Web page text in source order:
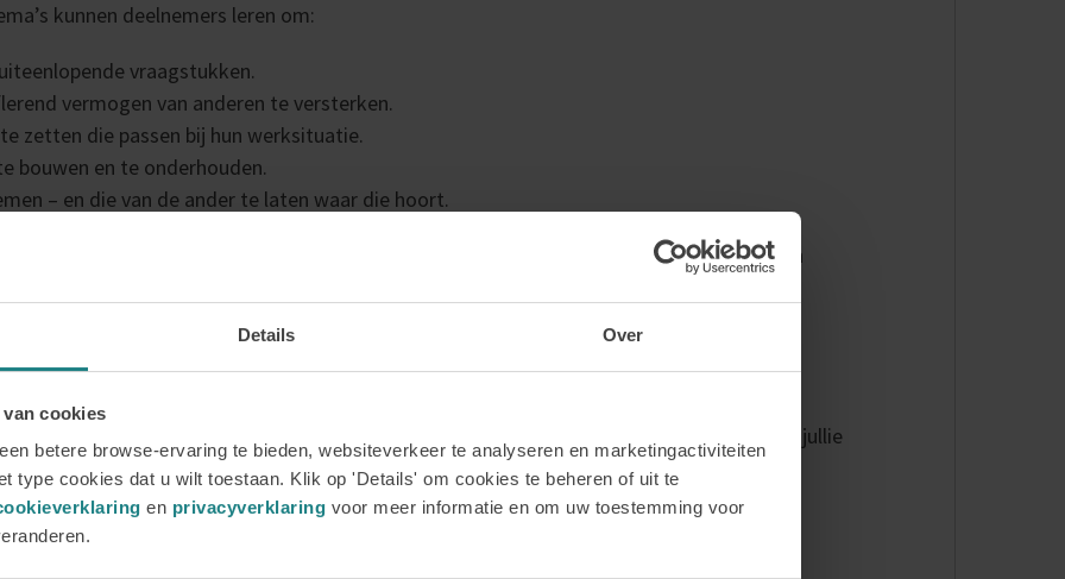
Details Over
cookies
betere browse-ervaring te bieden, websiteverkeer te analyseren en marketingactiviteiten
type cookies dat u wilt toestaan. Klik op 'Details' om cookies te beheren of uit te
en privacyverklaring voor meer informatie en om uw toestemming voor
kunnen deelnemers leren om:
vraagstukken.
vermogen van anderen te versterken.
zetten die passen bij hun werksituatie.
bouwen en te onderhouden.
– en die van de ander te laten waar die hoort.
waarin deelnemers oefenen als coach én als coachee. Zo vergroten ze hun
– belangrijke kwaliteiten voor iedere coachende professional.
maar kan volledig worden aangepast in duur, vorm en inhoud.
en kunnen worden uitgebreid of vervangen door onderwerpen die beter aansluiten bij jullie